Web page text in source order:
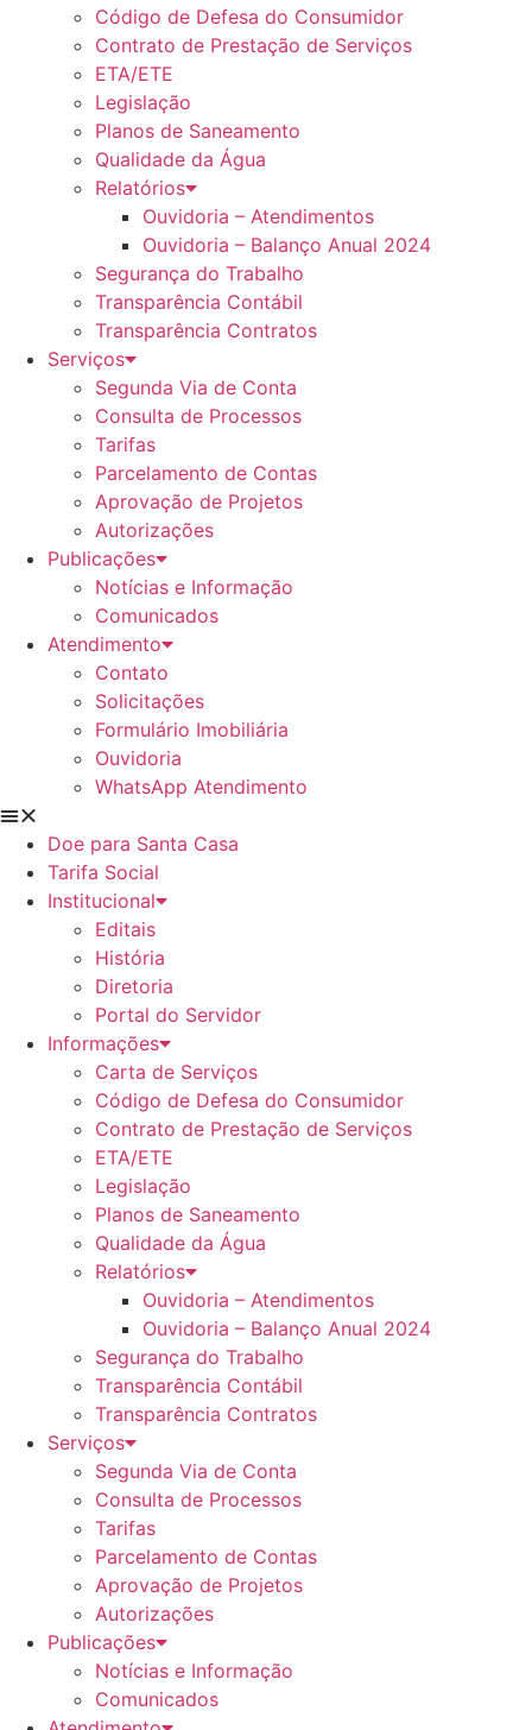
Código de Defesa do Consumidor
Contrato de Prestação de Serviços
ETA/ETE
Legislação
Planos de Saneamento
Qualidade da Água
Relatórios
Ouvidoria – Atendimentos
Ouvidoria – Balanço Anual 2024
Segurança do Trabalho
Transparência Contábil
Transparência Contratos
Serviços
Segunda Via de Conta
Consulta de Processos
Tarifas
Parcelamento de Contas
Aprovação de Projetos
Autorizações
Publicações
Notícias e Informação
Comunicados
Atendimento
Contato
Solicitações
Formulário Imobiliária
Ouvidoria
WhatsApp Atendimento
Doe para Santa Casa
Tarifa Social
Institucional
Editais
História
Diretoria
Portal do Servidor
Informações
Carta de Serviços
Código de Defesa do Consumidor
Contrato de Prestação de Serviços
ETA/ETE
Legislação
Planos de Saneamento
Qualidade da Água
Relatórios
Ouvidoria – Atendimentos
Ouvidoria – Balanço Anual 2024
Segurança do Trabalho
Transparência Contábil
Transparência Contratos
Serviços
Segunda Via de Conta
Consulta de Processos
Tarifas
Parcelamento de Contas
Aprovação de Projetos
Autorizações
Publicações
Notícias e Informação
Comunicados